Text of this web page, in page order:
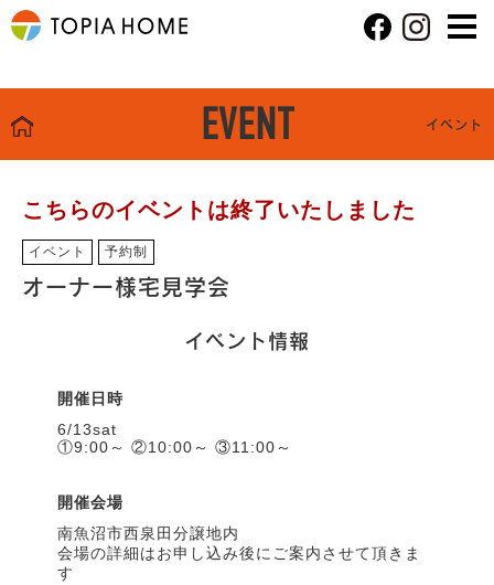
EVENT イベント
こちらのイベントは終了いたしました
イベント 予約制
オーナー様宅見学会
イベント情報
開催日時
6/13sat
①9:00～ ②10:00～ ③11:00～
開催会場
南魚沼市西泉田分譲地内
会場の詳細はお申し込み後にご案内させて頂きま
す